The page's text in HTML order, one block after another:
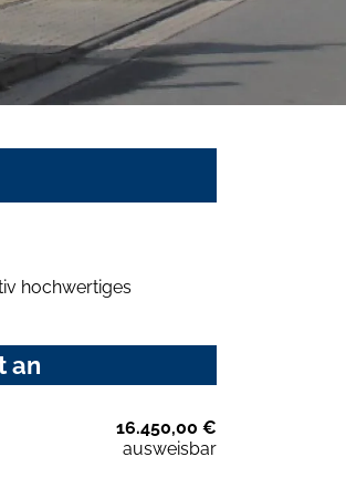
hochwertiges
an
16.450,00 €
ausweisbar